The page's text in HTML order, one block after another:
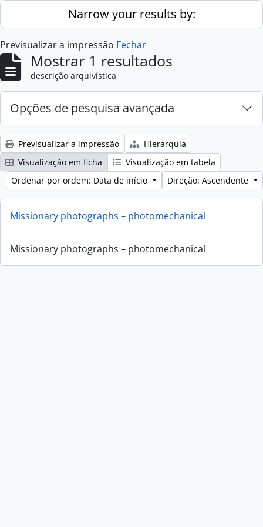
Skip to main contentNarrow your results by:
Previsualizar a impressão Fechar
Mostrar 1 resultados
descrição arquivística
Opções de pesquisa avançada
Previsualizar a impressão
Hierarquia
Visualização em ficha
Visualização em tabela
Ordenar por ordem: Data de início
Direção: Ascendente
Missionary photographs – photomechanical
Missionary photographs – photomechanical